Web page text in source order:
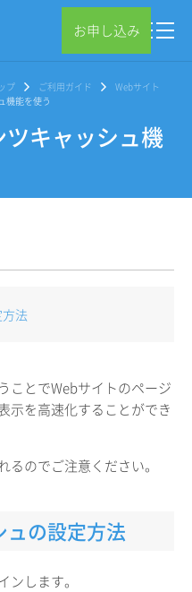
お申し込み
プ ご利用ガイド
Webサイト
機能を使う
ツキャッシュ機
法
ことでWebサイトのページ
示を高速化することができ
のでご注意ください。
ュの設定方法
ンします。